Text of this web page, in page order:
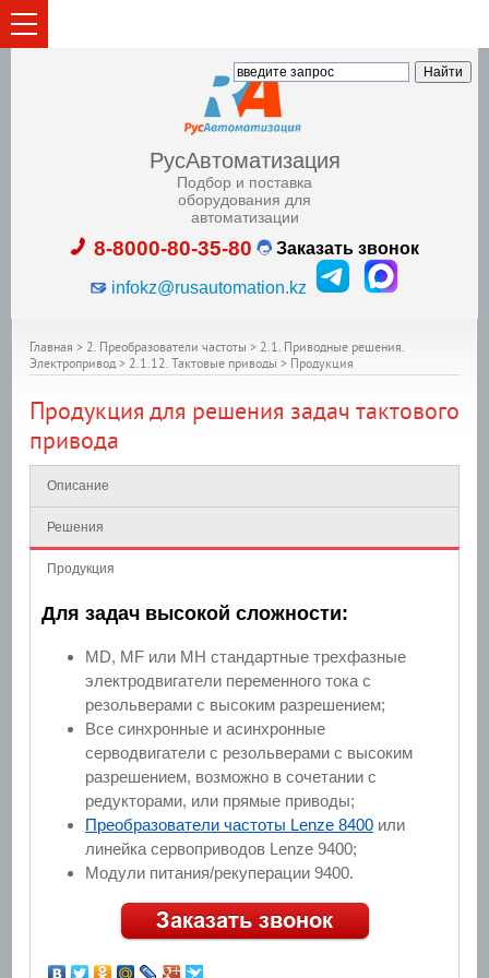
РусАвтоматизация
Подбор и поставка
оборудования для
автоматизации
8-8000-80-35-80 Заказать звонок
infokz@rusautomation.kz
Главная > 2. Преобразователи частоты > 2.1. Приводные решения.
Электропривод> 2.1.12. Тактовые приводы > Продукция
Продукция для решения задач тактового
привода
Описание
Решения
Продукция
Для задач высокой сложности:
MD, MF или MH стандартные трехфазные
электродвигатели переменного тока с
резольверами с высоким разрешением;
Все синхронные и асинхронные
серводвигатели с резольверами с высоким
разрешением, возможно в сочетании с
редукторами, или прямые приводы;
Преобразователи частоты Lenze 8400 или
линейка cервоприводов Lenze 9400;
Модули питания/рекуперации 9400.